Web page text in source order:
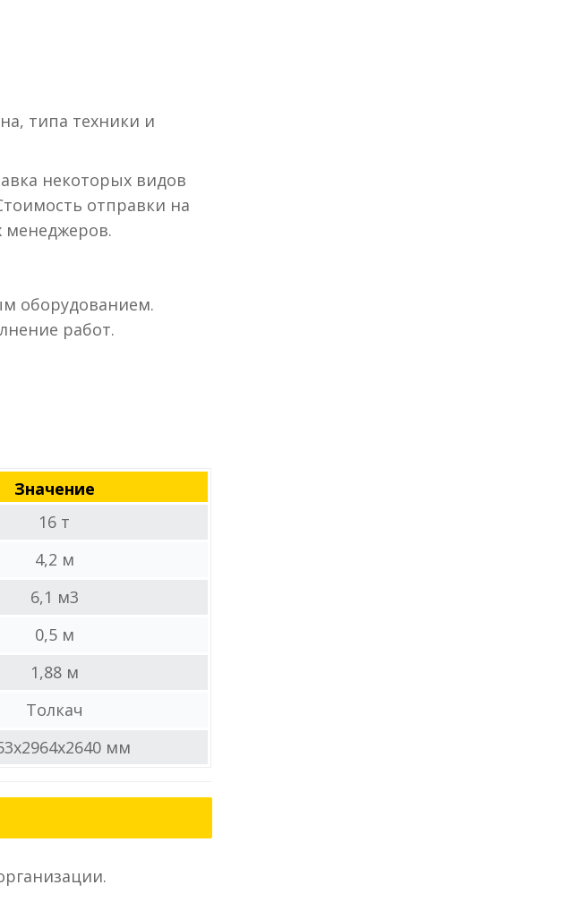
типа техники и
некоторых видов
отправки на
менеджеров.
оборудованием.
работ.
Значение
16 т
4,2 м
6,1 м3
0,5 м
1,88 м
Толкач
мм